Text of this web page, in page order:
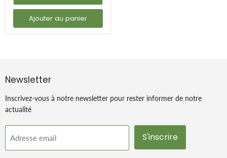
Ajouter au panier
Newsletter
Inscrivez-vous à notre newsletter pour rester informer de notre
actualité
Adresse email S'inscrire